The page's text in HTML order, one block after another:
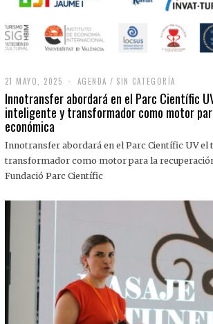
21 MAYO, 2025
M
A
Y
,
0
2
AGENDA / SIN CATEGORÍA
Innotransfer abordará en el Parc Científic
inteligente y transformador como motor
económica
Innotransfer abordará en el Parc Científic UV el
transformador como motor para la
Fundació Parc Científic